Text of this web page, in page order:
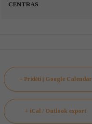
CENTRAS
+ Pridėti į Google Calendar
+ iCal / Outlook export